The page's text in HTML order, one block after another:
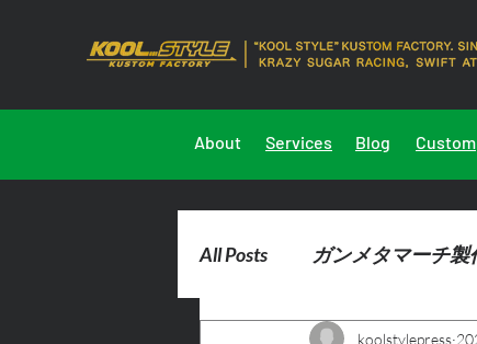
About Services Blog Custom
All Posts ガンメタマーチ製
koolstylepress